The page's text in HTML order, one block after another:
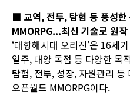
■ 교역, 전투, 탐험 등 풍성한
MMORPG...최신 기술로 원
‘대항해시대 오리진’은 16세
일주, 대양 독점 등 다양한 목
탐험, 전투, 성장, 자원관리
오픈월드 MMORPG이다.